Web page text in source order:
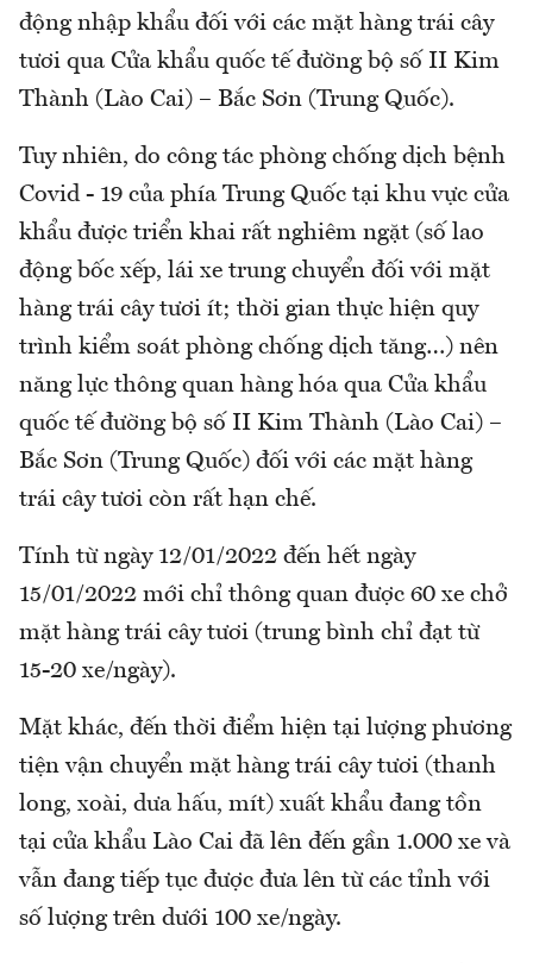
động nhập khẩu đối với các mặt hàng trái cây
tươi qua Cửa khẩu quốc tế đường bộ số II Kim
Thành (Lào Cai) – Bắc Sơn (Trung Quốc).
Tuy nhiên, do công tác phòng chống dịch bệnh
Covid - 19 của phía Trung Quốc tại khu vực cửa
khẩu được triển khai rất nghiêm ngặt (số lao
động bốc xếp, lái xe trung chuyển đối với mặt
hàng trái cây tươi ít; thời gian thực hiện quy
trình kiểm soát phòng chống dịch tăng…) nên
năng lực thông quan hàng hóa qua Cửa khẩu
quốc tế đường bộ số II Kim Thành (Lào Cai) –
Bắc Sơn (Trung Quốc) đối với các mặt hàng
trái cây tươi còn rất hạn chế.
Tính từ ngày 12/01/2022 đến hết ngày
15/01/2022 mới chỉ thông quan được 60 xe chở
mặt hàng trái cây tươi (trung bình chỉ đạt từ
15-20 xe/ngày).
Mặt khác, đến thời điểm hiện tại lượng phương
tiện vận chuyển mặt hàng trái cây tươi (thanh
long, xoài, dưa hấu, mít) xuất khẩu đang tồn
tại cửa khẩu Lào Cai đã lên đến gần 1.000 xe và
vẫn đang tiếp tục được đưa lên từ các tỉnh với
số lượng trên dưới 100 xe/ngày.